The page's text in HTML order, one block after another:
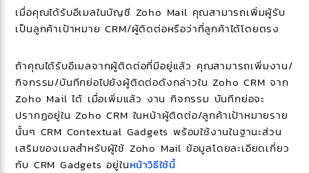
เมื่อคุณได้รับอีเมลในบัญชี Zoho Mail คุณสามารถเพิ่มผู้รับ
เป็นลูกค้าเป้าหมาย CRM/ผู้ติดต่อหรือว่าที่ลูกค้าได้โดยตรง
ถ้าคุณได้รับอีเมลจากผู้ติดต่อที่มีอยู่แล้ว คุณสามารถเพิ่มงาน/
กิจกรรม/บันทึกย่อไปยังผู้ติดต่อดังกล่าวใน Zoho CRM จาก
Zoho Mail ได้ เมื่อเพิ่มแล้ว งาน กิจกรรม บันทึกย่อจะ
ปรากฏอยู่ใน Zoho CRM ในหน้าผู้ติดต่อ/ลูกค้าเป้าหมายราย
นั้นๆ CRM Contextual Gadgets พร้อมใช้งานในฐานะส่วน
เสริมของเมลสำหรับผู้ใช้ Zoho Mail ข้อมูลโดยละเอียดเกี่ยว
กับ CRM Gadgets อยู่ในหน้าวิธีใช้นี้